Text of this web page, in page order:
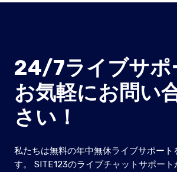
24/7ライブサポ
お気軽にお問い
さい！
私たちは無料の年中無休ライブサポート
す。 SITE123のライブチャットサポート